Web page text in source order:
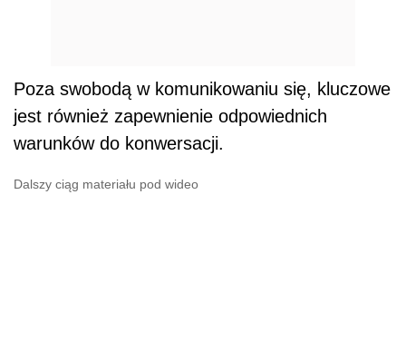
Poza swobodą w komunikowaniu się, kluczowe
jest również zapewnienie odpowiednich
warunków do konwersacji.
Dalszy ciąg materiału pod wideo